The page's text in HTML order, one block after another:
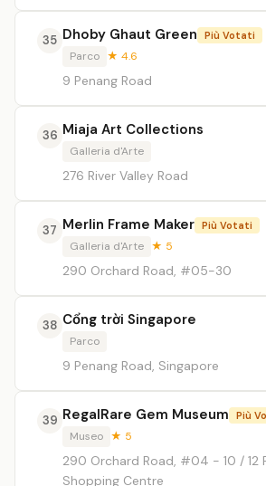
35 Dhoby Ghaut Green Più Votati
Parco ★ 4.6
9 Penang Road
36 Miaja Art Collections
Galleria d'Arte
276 River Valley Road
37 Merlin Frame Maker Più Votati
Galleria d'Arte ★ 5
290 Orchard Road, #05-30
38 Cổng trời Singapore
Parco
9 Penang Road, Singapore
39 RegalRare Gem Museum Più
Museo ★ 5
290 Orchard Road, #04 - 10 / 12
Shopping Centre